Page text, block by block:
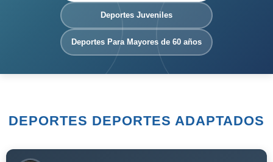
Deportes Juveniles
Deportes Para Mayores de 60 años
DEPORTES DEPORTES ADAPTADOS